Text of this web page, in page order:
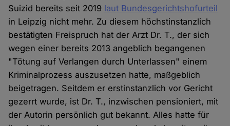
Suizid bereits seit 2019 laut Bundesgerichtshofurteil
in Leipzig nicht mehr. Zu diesem höchstinstanzlich
bestätigten Freispruch hat der Arzt Dr. T., der sich
wegen einer bereits 2013 angeblich begangenen
"Tötung auf Verlangen durch Unterlassen" einem
Kriminalprozess auszusetzen hatte, maßgeblich
beigetragen. Seitdem er erstinstanzlich vor Gericht
gezerrt wurde, ist Dr. T., inzwischen pensioniert, mit
der Autorin persönlich gut bekannt. Alles hatte für